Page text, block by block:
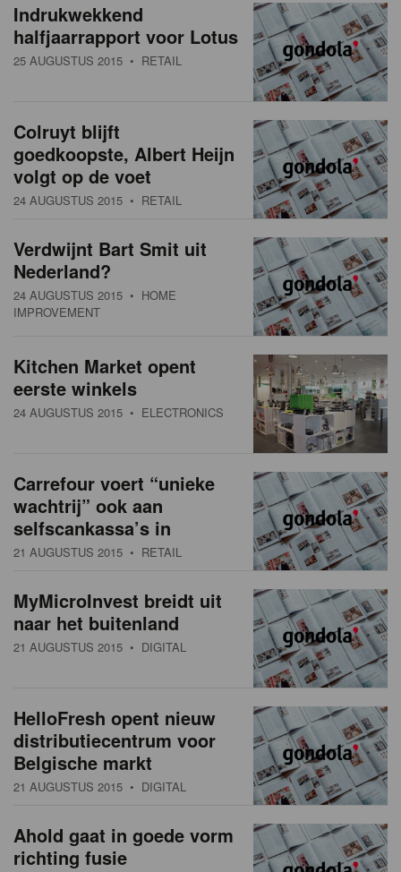
Indrukwekkend
halfjaarrapport voor Lotus
25 AUGUSTUS 2015 • RETAIL
Colruyt blijft
goedkoopste, Albert Heijn
volgt op de voet
24 AUGUSTUS 2015 • RETAIL
Verdwijnt Bart Smit uit
Nederland?
24 AUGUSTUS 2015 • HOME
IMPROVEMENT
Kitchen Market opent
eerste winkels
24 AUGUSTUS 2015 • ELECTRONICS
Carrefour voert “unieke
wachtrij” ook aan
selfscankassa’s in
21 AUGUSTUS 2015 • RETAIL
MyMicroInvest breidt uit
naar het buitenland
21 AUGUSTUS 2015 • DIGITAL
HelloFresh opent nieuw
distributiecentrum voor
Belgische markt
21 AUGUSTUS 2015 • DIGITAL
Ahold gaat in goede vorm
richting fusie